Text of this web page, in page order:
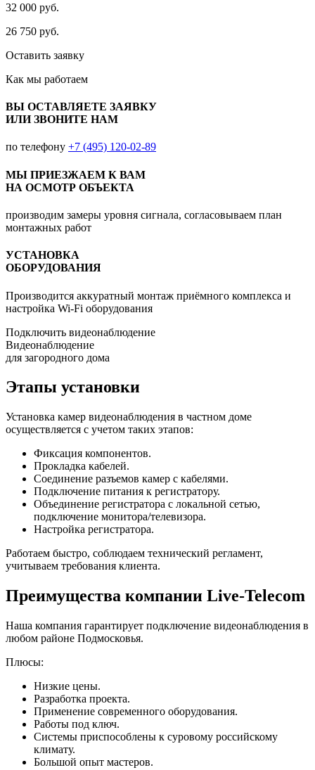
32 000 руб.
26 750 руб.
Оставить заявку
Как мы работаем
ВЫ ОСТАВЛЯЕТЕ ЗАЯВКУ
ИЛИ ЗВОНИТЕ НАМ
по телефону +7 (495) 120-02-89
МЫ ПРИЕЗЖАЕМ К ВАМ
НА ОСМОТР ОБЪЕКТА
производим замеры уровня сигнала, согласовываем план
монтажных работ
УСТАНОВКА
ОБОРУДОВАНИЯ
Производится аккуратный монтаж приёмного комплекса и
настройка Wi-Fi оборудования
Подключить видеонаблюдение
Видеонаблюдение
для загородного дома
Этапы установки
Установка камер видеонаблюдения в частном доме
осуществляется с учетом таких этапов:
Фиксация компонентов.
Прокладка кабелей.
Соединение разъемов камер с кабелями.
Подключение питания к регистратору.
Объединение регистратора с локальной сетью,
подключение монитора/телевизора.
Настройка регистратора.
Работаем быстро, соблюдаем технический регламент,
учитываем требования клиента.
Преимущества компании Live-Telecom
Наша компания гарантирует подключение видеонаблюдения в
любом районе Подмосковья.
Плюсы:
Низкие цены.
Разработка проекта.
Применение современного оборудования.
Работы под ключ.
Системы приспособлены к суровому российскому
климату.
Большой опыт мастеров.